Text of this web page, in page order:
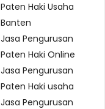
Paten Haki Usaha
Banten
Jasa Pengurusan
Paten Haki Online
Jasa Pengurusan
Paten Haki usaha
Jasa Pengurusan